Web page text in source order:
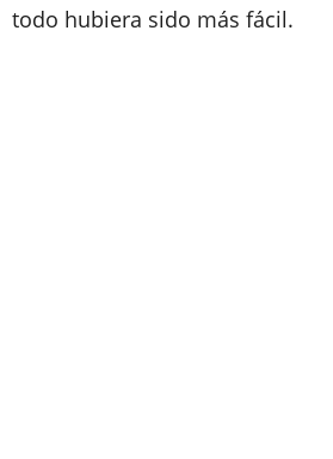
todo hubiera sido más fácil.